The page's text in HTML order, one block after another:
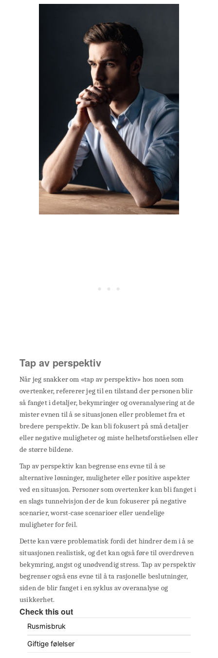
Tap av perspektiv
Når jeg snakker om «tap av perspektiv» hos noen som
overtenker, refererer jeg til en tilstand der personen blir
så fanget i detaljer, bekymringer og overanalysering at de
mister evnen til å se situasjonen eller problemet fra et
bredere perspektiv. De kan bli fokusert på små detaljer
eller negative muligheter og miste helhetsforståelsen eller
de større bildene.
Tap av perspektiv kan begrense ens evne til å se
alternative løsninger, muligheter eller positive aspekter
ved en situasjon. Personer som overtenker kan bli fanget i
en slags tunnelvisjon der de kun fokuserer på negative
scenarier, worst-case scenarioer eller uendelige
muligheter for feil.
Dette kan være problematisk fordi det hindrer dem i å se
situasjonen realistisk, og det kan også føre til overdreven
bekymring, angst og unødvendig stress. Tap av perspektiv
begrenser også ens evne til å ta rasjonelle beslutninger,
siden de blir fanget i en syklus av overanalyse og
usikkerhet.
Check this out
Rusmisbruk
Giftige følelser